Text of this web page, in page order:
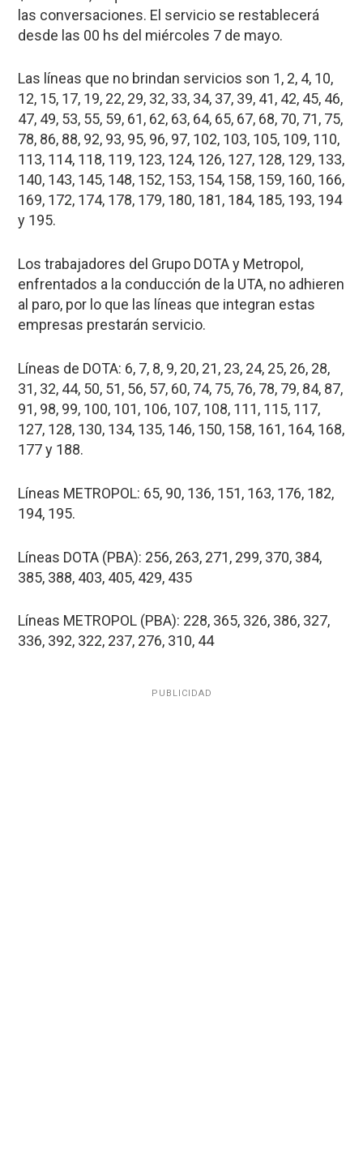
las conversaciones. El servicio se restablecerá
desde las 00 hs del miércoles 7 de mayo.
Las líneas que no brindan servicios son 1, 2, 4, 10,
12, 15, 17, 19, 22, 29, 32, 33, 34, 37, 39, 41, 42, 45, 46,
47, 49, 53, 55, 59, 61, 62, 63, 64, 65, 67, 68, 70, 71, 75,
78, 86, 88, 92, 93, 95, 96, 97, 102, 103, 105, 109, 110,
113, 114, 118, 119, 123, 124, 126, 127, 128, 129, 133,
140, 143, 145, 148, 152, 153, 154, 158, 159, 160, 166,
169, 172, 174, 178, 179, 180, 181, 184, 185, 193, 194
y 195.
Los trabajadores del Grupo DOTA y Metropol,
enfrentados a la conducción de la UTA, no adhieren
al paro, por lo que las líneas que integran estas
empresas prestarán servicio.
Líneas de DOTA: 6, 7, 8, 9, 20, 21, 23, 24, 25, 26, 28,
31, 32, 44, 50, 51, 56, 57, 60, 74, 75, 76, 78, 79, 84, 87,
91, 98, 99, 100, 101, 106, 107, 108, 111, 115, 117,
127, 128, 130, 134, 135, 146, 150, 158, 161, 164, 168,
177 y 188.
Líneas METROPOL: 65, 90, 136, 151, 163, 176, 182,
194, 195.
Líneas DOTA (PBA): 256, 263, 271, 299, 370, 384,
385, 388, 403, 405, 429, 435
Líneas METROPOL (PBA): 228, 365, 326, 386, 327,
336, 392, 322, 237, 276, 310, 44
PUBLICIDAD